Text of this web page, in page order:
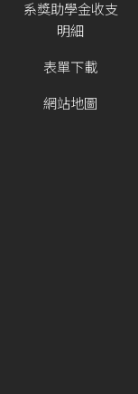
系獎助學金收支
明細
表單下載
網站地圖